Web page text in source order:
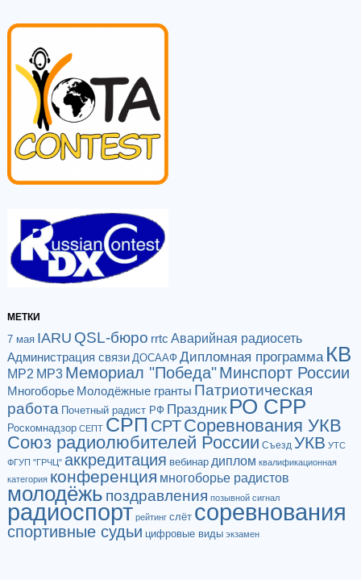
МЕТКИ
7 мая IARU QSL-бюро rrtc Аварийная радиосеть
Администрация связи ДОСААФ Дипломная программа КВ
МР2 МР3 Мемориал "Победа"Минспорт России
Многоборье Молодёжные гранты Патриотическая
работа Почетный радист РФ Праздник РО СРР
Роскомнадзор СЕПТ СРП СРТСоревнования УКВ
Союз радиолюбителей России Съезд УКВ УТС
ФГУП "ГРЧЦ" аккредитация вебинар диплом квалификационная
категория конференция многоборье радистов
молодёжь поздравления позывной сигнал
радиоспорт рейтинг слёт соревнования
спортивные судьи цифровые виды экзамен